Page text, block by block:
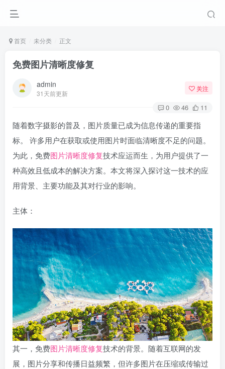
首页 未分类 正文
免费图片清晰度修复
admin
31天前更新
关注
0 46 11
随着数字摄影的普及，图片质量已成为信息传递的重要指
标。 许多用户在获取或使用图片时面临清晰度不足的问题。
为此，免费图片清晰度修复技术应运而生，为用户提供了一
种高效且低成本的解决方案。本文将深入探讨这一技术的应
用背景、主要功能及其对行业的影响。
主体：
其一，免费图片清晰度修复技术的背景。随着互联网的发
展，图片分享和传播日益频繁，但许多图片在压缩或传输过